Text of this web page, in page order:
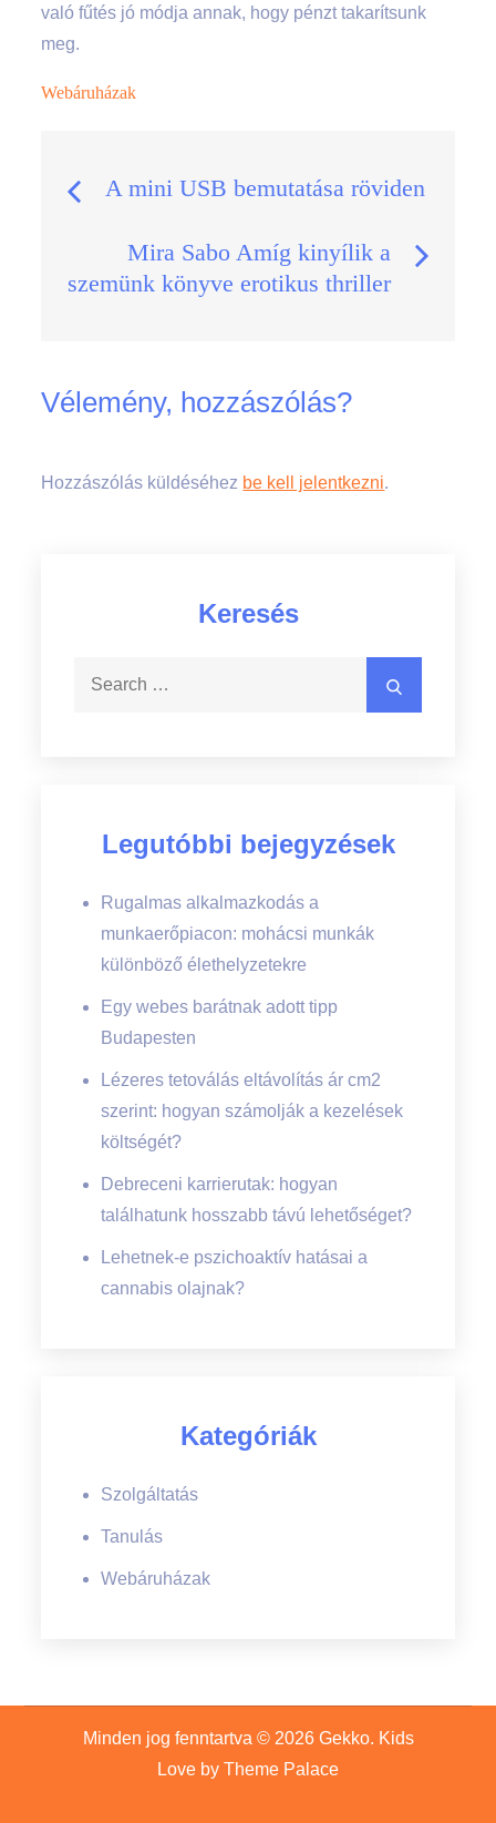
való fűtés jó módja annak, hogy pénzt takarítsunk
meg.
Webáruházak
Bejegyzés
navigáció
A mini USB bemutatása röviden
Mira Sabo Amíg kinyílik a
szemünk könyve erotikus thriller
Vélemény, hozzászólás?
Hozzászólás küldéséhez be kell jelentkezni.
Keresés
Legutóbbi bejegyzések
Rugalmas alkalmazkodás a
munkaerőpiacon: mohácsi munkák
különböző élethelyzetekre
Egy webes barátnak adott tipp
Budapesten
Lézeres tetoválás eltávolítás ár cm2
szerint: hogyan számolják a kezelések
költségét?
Debreceni karrierutak: hogyan
találhatunk hosszabb távú lehetőséget?
Lehetnek-e pszichoaktív hatásai a
cannabis olajnak?
Kategóriák
Szolgáltatás
Tanulás
Webáruházak
Minden jog fenntartva © 2026 Gekko. Kids
Love by Theme Palace